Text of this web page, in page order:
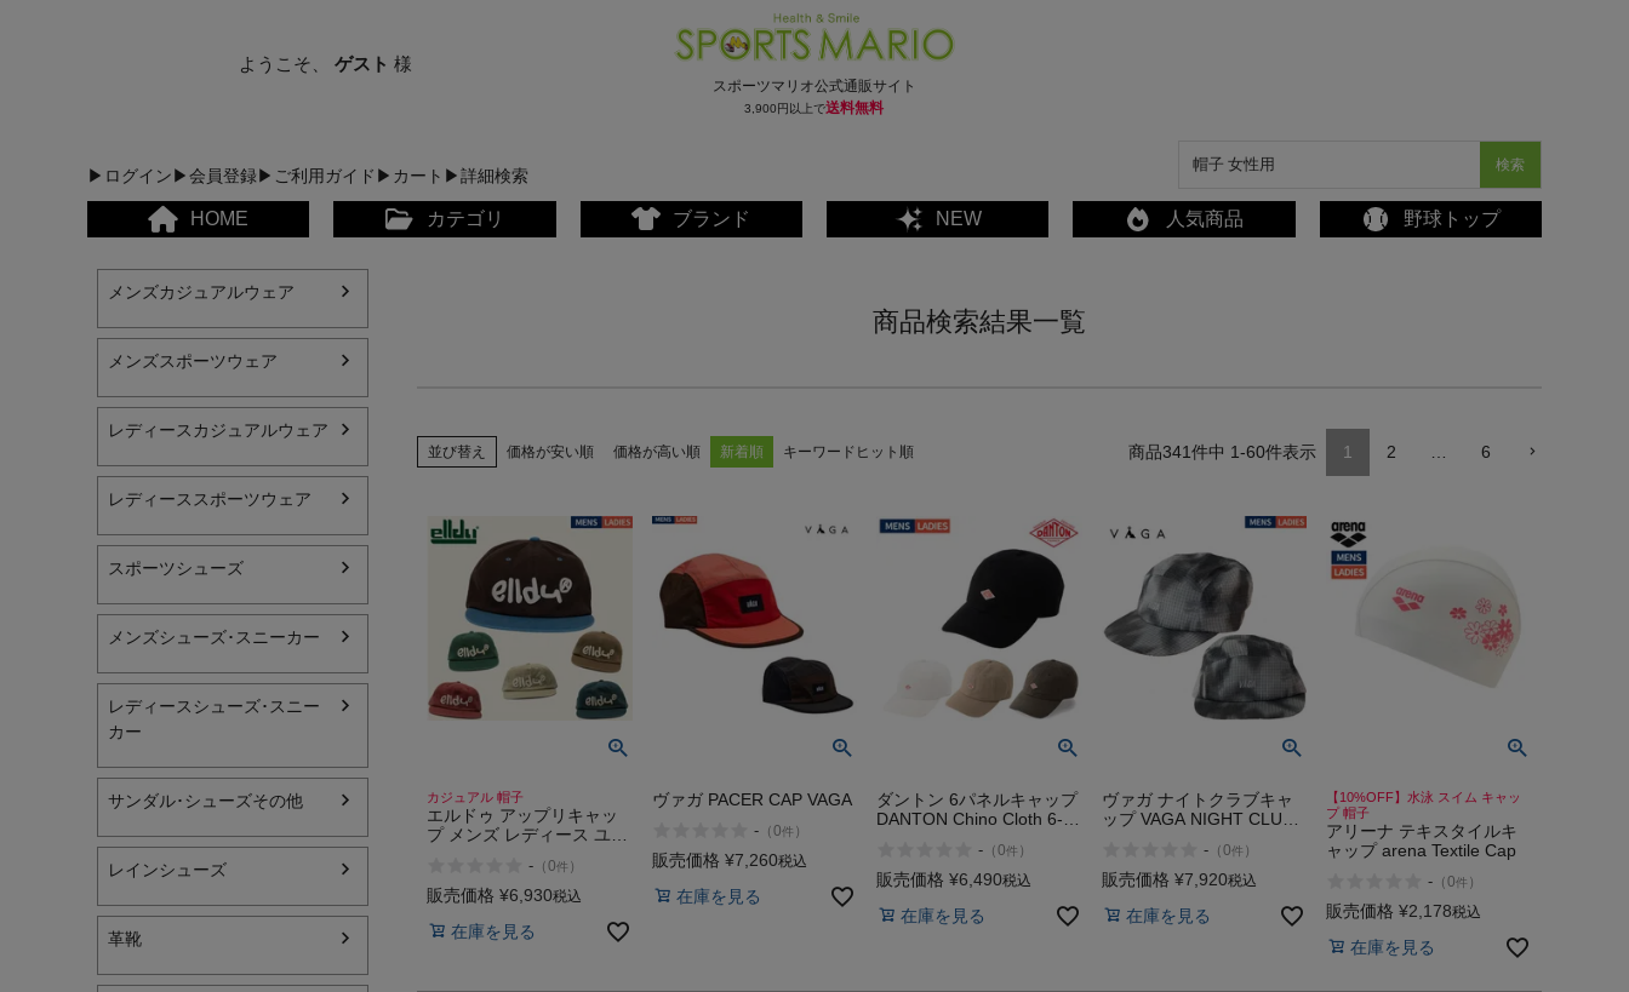
スポーツマリオ公式通販サイト
3,900円以上で送料無料
ようこそ、 ゲスト様
▶ログイン▶会員登録▶ご利用ガイド ▶カート ▶詳細検索
検索
HOME カテゴリ
メンズカジュアルウェア
メンズスポーツウェア
レディーススポーツウェア
スポーツシューズ
メンズシューズ･スニーカー
サンダル･シューズその他
アウトドア 登山
キャップ･ハット･ニット
全てのカテゴリを見る
ブランド NEW 人気商品 野球トップ
メンズカジュアルウェア
メンズスポーツウェア
レディースカジュアルウェア
レディーススポーツウェア
スポーツシューズ
メンズシューズ･スニーカー
レディースシューズ･スニー
カー
サンダル･シューズその他
レインシューズ
革靴
商品検索結果一覧
並び替え 価格が安い順 価格が高い順 新着順 キーワードヒット順 341件中 1-60件表示 1 2 6
カジュアル 帽子
エルドゥ アップリキャッ
プ メンズ レディース ユニ
- （0件 ）
販売価格 ¥6,930税込
在庫を見る
ヴァガ PACER CAP VAGA
-（0件 ）
販売価格 ¥7,260税込
在庫を見る
ダントン 6パネルキャップ
DANTON Chino Cloth 6-
- （0件 ）
販売価格 ¥6,490税込
在庫を見る
ヴァガ ナイトクラブキャ
ップ VAGA NIGHT CLUB
-（0件 ）
販売価格 ¥7,920税込
在庫を見る
【10%OFF】水泳 スイム キャッ
プ 帽子
アリーナ テキスタイルキ
ャップ arena Textile Cap
- （0件 ）
販売価格 ¥2,178税込
在庫を見る